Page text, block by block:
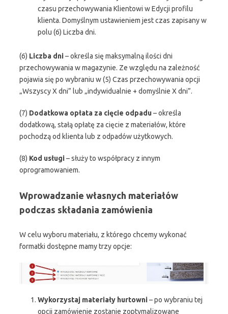
czasu przechowywania Klientowi w Edycji profilu
klienta. Domyślnym ustawieniem jest czas zapisany w
polu (6) Liczba dni.
(6) Liczba dni– określa się maksymalną ilości dni
przechowywania w magazynie. Ze względu na zależność
pojawia się po wybraniu w (5) Czas przechowywania opcji
„Wszyscy X dni” lub „indywidualnie + domyślnie X dni”.
(7) Dodatkowa opłata za cięcie odpadu– określa
dodatkową, stałą opłatę za cięcie z materiałów, które
pochodzą od klienta lub z odpadów użytkowych.
(8) Kod usługi– służy to współpracy z innym
oprogramowaniem.
Wprowadzanie własnych materiałów
podczas składania zamówienia
W celu wyboru materiału, z którego chcemy wykonać
formatki dostępne mamy trzy opcje:
Wykorzystaj materiały hurtowni–po wybraniu tej
opcji zamówienie zostanie zoptymalizowane